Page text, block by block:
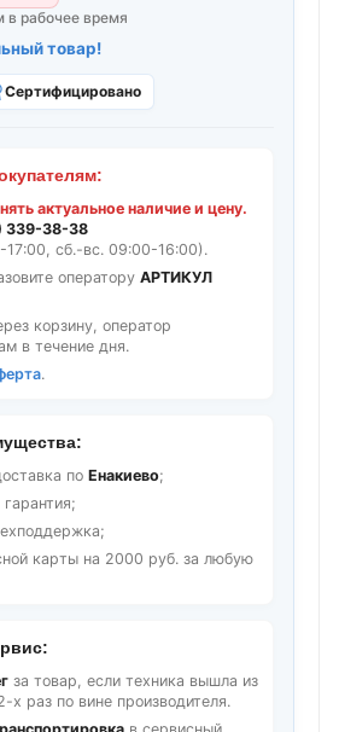
рабочее время
товар!
Сертифицировано
актуальное наличие и цену.
339-38-38
17:00, сб.-вс. 09:00-16:00).
оператору АРТИКУЛ
корзину, оператор
в течение дня.
.
по Енакиево;
карты на 2000 руб. за любую
за товар, если техника вышла из
х раз по вине производителя.